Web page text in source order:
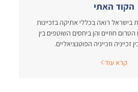
הקוד האתי
בישראל רואה בכללי אתיקה בזכיינות
חוזיים והן ביחסים השוטפים בין
וזכייניה הפוטנציאליים.
קרא עוד